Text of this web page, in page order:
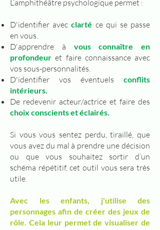
L’amphithéâtre psychologique permet :
D'identifier avecclarté ce qui se passe
en vous.
D'apprendre à vous connaître en
profondeuret faire connaissance avec
vos sous-personnalités.
D'identifier vos éventuels conflits
intérieurs.
De redevenir acteur/actrice et faire des
choix conscients et éclairés.
Si vous vous sentez perdu, tiraillé, que
vous avez du mal à prendre une décision
ou que vous souhaitez sortir d’un
schéma répétitif, cet outil vous sera très
utile.
Avec les enfants, j'utilise des
personnages afin de créer des jeux de
rôle. Cela leur permet de visualiser de